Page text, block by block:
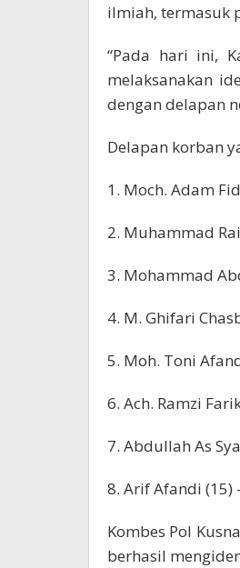
ilmiah, termasuk
“Pada hari ini,
melaksanakan
dengan delapan
Delapan korban
1. Moch. Adam
2. Muhammad
3. Mohammad
4. M. Ghifari
5. Moh. Toni
6. Ach. Ramzi
7. Abdullah As
8. Arif Afandi
Kombes Pol
berhasil